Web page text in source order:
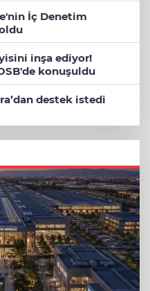
İç Denetim
inşa ediyor!
konuşuldu
destek istedi